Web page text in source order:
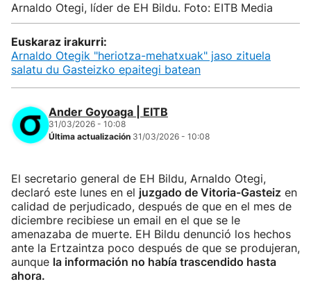
Arnaldo Otegi, líder de EH Bildu. Foto: EITB Media
Euskaraz irakurri:
Arnaldo Otegik "heriotza-mehatxuak" jaso zituela
salatu du Gasteizko epaitegi batean
Ander Goyoaga | EITB
31/03/2026 - 10:08
Última actualización 31/03/2026 - 10:08
El secretario general de EH Bildu, Arnaldo Otegi,
declaró este lunes en el juzgado de Vitoria-Gasteiz en
calidad de perjudicado, después de que en el mes de
diciembre recibiese un email en el que se le
amenazaba de muerte. EH Bildu denunció los hechos
ante la Ertzaintza poco después de que se produjeran,
aunque la información no había trascendido hasta
ahora.